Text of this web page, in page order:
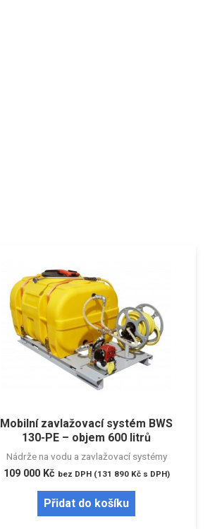
Mobilní zavlažovací systém BWS
130-PE – objem 600 litrů
Nádrže na vodu a zavlažovací systémy
109 000 Kč bez DPH (131 890 Kčs DPH)
Přidat do košíku